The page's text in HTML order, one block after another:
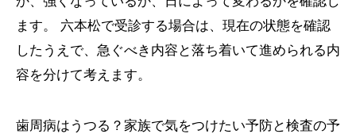
ます。 六本松で受診する場合は、現在の状態を確認
したうえで、急ぐべき内容と落ち着いて進められる内
容を分けて考えます。
歯周病はうつる？家族で気をつけたい予防と検査の予